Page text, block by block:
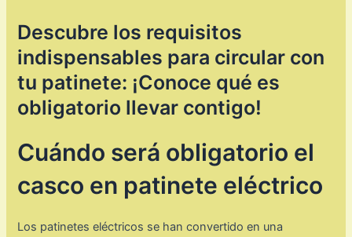
Descubre los requisitos
indispensables para circular con
tu patinete: ¡Conoce qué es
obligatorio llevar contigo!
Cuándo será obligatorio el
casco en patinete eléctrico
Los patinetes eléctricos se han convertido en una